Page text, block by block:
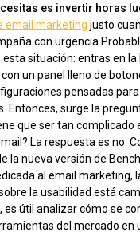
es invertir horas
email marketing justo
con
esta situación: entras en
un panel lleno de
pensadas
Entonces, surge la
que ser tan complicado
La respuesta es no.
la nueva versión de
al email marketing,
la usabilidad está
es útil analizar cómo se
del mercado en